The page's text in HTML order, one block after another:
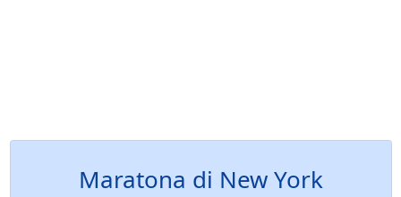
Maratona di New York